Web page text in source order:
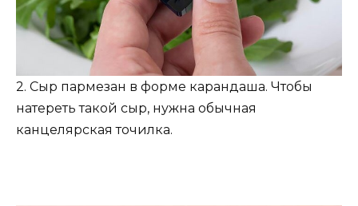
2. Сыр пармезан в форме карандаша. Чтобы
натереть такой сыр, нужна обычная
канцелярская точилка.